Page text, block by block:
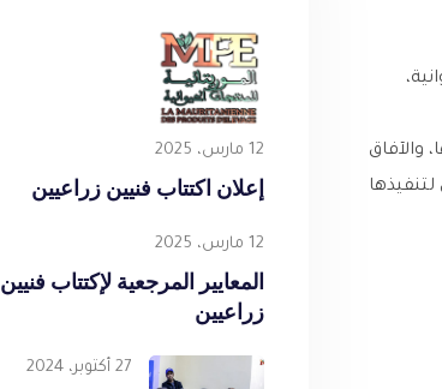
الحيوانية،
12 مارس، 2025
إعلان اكتتاب فنيين زراعيين
12 مارس، 2025
المعايير المرجعية لإكتتاب فنيين
زراعيين
27 أكتوبر، 2024